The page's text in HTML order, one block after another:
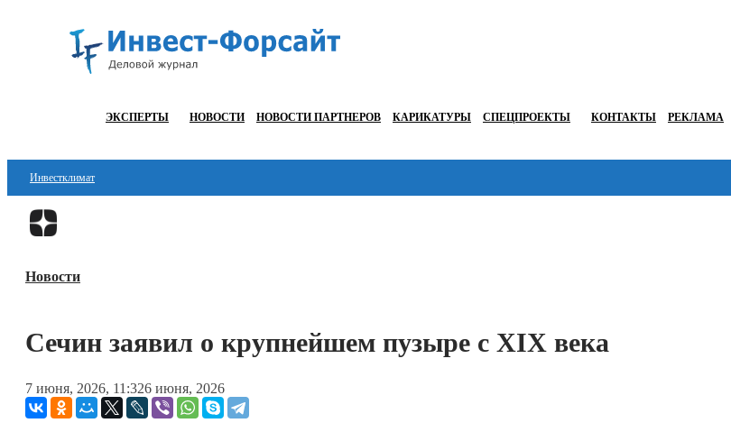
ЭКСПЕРТЫ НОВОСТИ НОВОСТИ ПАРТНЕРОВ КАРИКАТУРЫ СПЕЦПРОЕКТЫ КОНТАКТЫ РЕКЛАМА
Инвестклимат
Финансы
Блокчейн
ESG
Новости
Сечин заявил о крупнейшем пузыре с XIX века
7 июня, 2026, 11:326 июня, 2026